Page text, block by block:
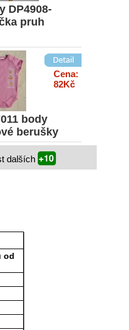
DP4908-
pruh
body
berušky
Cena:
82Kč
dalších
od